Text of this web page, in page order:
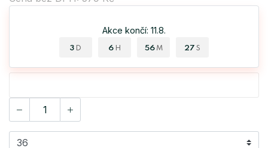
Akce končí: 11.8.
3 D 6 H 56 M 27 S